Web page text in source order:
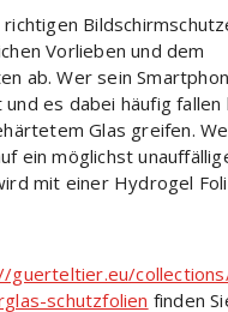
richtigen
Vorlieben und dem
ab. Wer sein
es dabei häufig fallen
Glas greifen.
ein möglichst
mit einer Hydrogel
guerteltier.eu/
schutzfolien finden